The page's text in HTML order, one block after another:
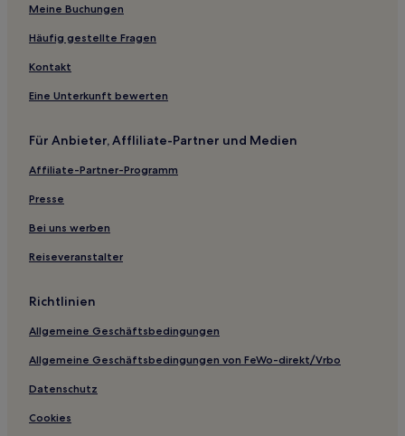
Luxus in Protaras
2-Sterne-Hotels in Protaras
4-Sterne-Hotels in Protaras
5-Sterne-Hotels in Protaras
Familien in Protaras
Protaras Hotels
Villen in Paphos
Gasthäuser in Paphos
Luxus in Paphos
5-Sterne-Hotels in Paphos
Strand in Paphos
Paphos Hotels
Pano Lefkara Hotels
Hotels mit Fitnessbereich in Oroklini
Meine Buchungen
Häufig gestellte Fragen
Kontakt
Eine Unterkunft bewerten
Für Anbieter, Affliliate-Partner und Medien
Affiliate-Partner-Programm
Presse
Bei uns werben
Reiseveranstalter
Richtlinien
Allgemeine Geschäftsbedingungen
Allgemeine Geschäftsbedingungen von FeWo-direkt/Vrbo
Datenschutz
Cookies